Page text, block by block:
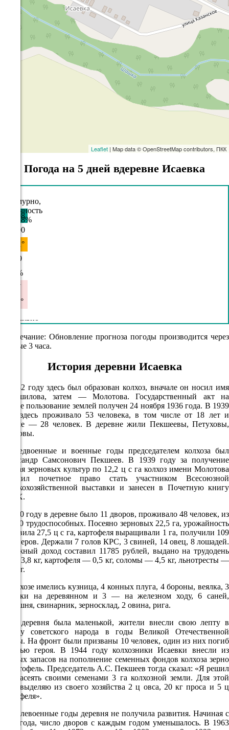
Leaflet | Map data © OpenStreetMap contributors, ПКК
Погода на 5 дней вдеревне Исаевка
09.08
09:00
20.1°
759
62%
2.7
269°
09.08
12:00
66%
5.6
204°
09.08
15:00
19.5°
760
68%
3.9
216°
18:00
18.3°
76%
3.7
257°
09.08
21:00
14.4°
Примечание: Обновление прогноза погоды производится через
каждые 3 часа.
История деревни Исаевка
В 1932 году здесь был образован колхоз, вначале он носил имя
Ворошилова, затем — Молотова. Государственный акт на
вечное пользование землей получен 24 ноября 1936 года. В 1939
году здесь проживало 53 человека, в том числе от 18 лет и
старше — 28 человек. В деревне жили Пекшеевы, Петуховы,
Ивановы.
В предвоенные и военные годы председателем колхоза был
Александр Самсонович Пекшеев. В 1939 году за получение
урожая зерновых культур по 12,2 ц с га колхоз имени Молотова
получил почетное право стать участником Всесоюзной
сельскохозяйственной выставки и занесен в Почетную книгу
ВДНХ.
В 1940 году в деревне было 11 дворов, проживало 48 человек, из
них 30 трудоспособных. Посеяно зерновых 22,5 га, урожайность
составила 27,5 ц с га, картофеля выращивали 1 га, получили 109
центнеров. Держали 7 голов КРС, 3 свиней, 14 овец, 8 лошадей.
Денежный доход составил 11785 рублей, выдано на трудодень
зерна 3,8 кг, картофеля — 0,5 кг, соломы — 4,5 кг, льнотресты —
0,42 кг.
В колхозе имелись кузница, 4 конных плуга, 4 бороны, веялка, 3
повозки на деревянном и 3 — на железном ходу, 6 саней,
конюшня, свинарник, зерносклад, 2 овина, рига.
Хотя деревня была маленькой, жители внесли свою лепту в
победу советского народа в годы Великой Отечественной
войны. На фронт были призваны 10 человек, один из них погиб
смертью героя. В 1944 году колхозники Исаевки внесли из
личных запасов на пополнение семенных фондов колхоза зерно
и картофель. Председатель А.С. Пекшеев тогда сказал: «Я решил
так: засеять своими семенами 3 га колхозной земли. Для этой
цели выделяю из своего хозяйства 2 ц овса, 20 кг проса и 5 ц
картофеля».
В послевоенные годы деревня не получила развития. Начиная с
1963 года, число дворов с каждым годом уменьшалось. В 1963